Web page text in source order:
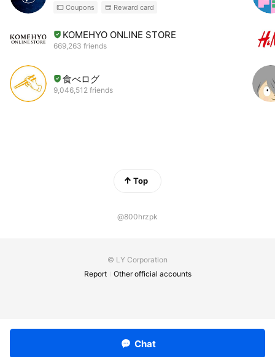
Coupons Reward card
KOMEHYO ONLINE STORE
669,263 friends
食べログ
9,046,512 friends
Top
@800hrzpk
© LY Corporation
Report
Other official accounts
Chat